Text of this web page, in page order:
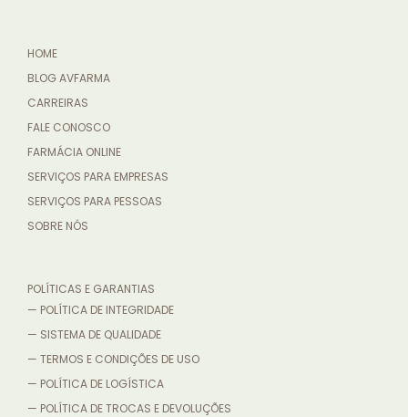
HOME
BLOG AVFARMA
CARREIRAS
FALE CONOSCO
FARMÁCIA ONLINE
SERVIÇOS PARA EMPRESAS
SERVIÇOS PARA PESSOAS
SOBRE NÓS
POLÍTICAS E GARANTIAS
— POLÍTICA DE INTEGRIDADE
— SISTEMA DE QUALIDADE
— TERMOS E CONDIÇÕES DE USO
— POLÍTICA DE LOGÍSTICA
— POLÍTICA DE TROCAS E DEVOLUÇÕES